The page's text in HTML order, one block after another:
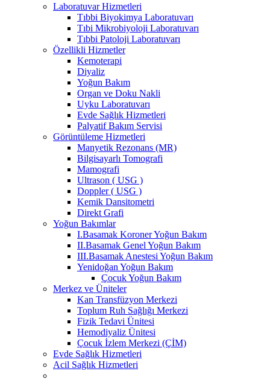
Laboratuvar Hizmetleri
Tıbbi Biyokimya Laboratuvarı
Tıbi Mikrobiyoloji Laboratuvarı
Tıbbi Patoloji Laboratuvarı
Özellikli Hizmetler
Kemoterapi
Diyaliz
Yoğun Bakım
Organ ve Doku Nakli
Uyku Laboratuvarı
Evde Sağlık Hizmetleri
Palyatif Bakım Servisi
Görüntüleme Hizmetleri
Manyetik Rezonans (MR)
Bilgisayarlı Tomografi
Mamografi
Ultrason ( USG )
Doppler ( USG )
Kemik Dansitometri
Direkt Grafi
Yoğun Bakımlar
I.Basamak Koroner Yoğun Bakım
II.Basamak Genel Yoğun Bakım
III.Basamak Anestesi Yoğun Bakım
Yenidoğan Yoğun Bakım
Çocuk Yoğun Bakım
Merkez ve Üniteler
Kan Transfüzyon Merkezi
Toplum Ruh Sağlığı Merkezi
Fizik Tedavi Ünitesi
Hemodiyaliz Ünitesi
Çocuk İzlem Merkezi (ÇİM)
Evde Sağlık Hizmetleri
Acil Sağlık Hizmetleri